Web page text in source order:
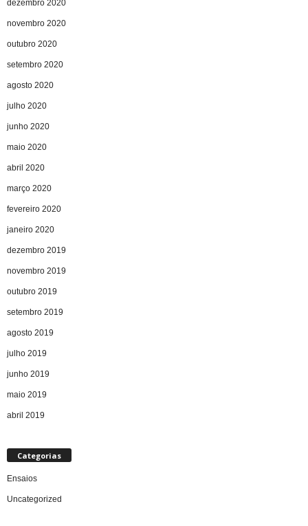
dezembro 2020
novembro 2020
outubro 2020
setembro 2020
agosto 2020
julho 2020
junho 2020
maio 2020
abril 2020
março 2020
fevereiro 2020
janeiro 2020
dezembro 2019
novembro 2019
outubro 2019
setembro 2019
agosto 2019
julho 2019
junho 2019
maio 2019
abril 2019
Categorias
Ensaios
Uncategorized